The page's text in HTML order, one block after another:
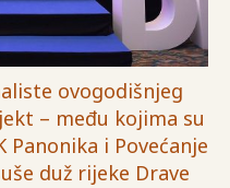
ovogodišnjeg
– među kojima su
Panonika i Povećanje
duž rijeke Drave